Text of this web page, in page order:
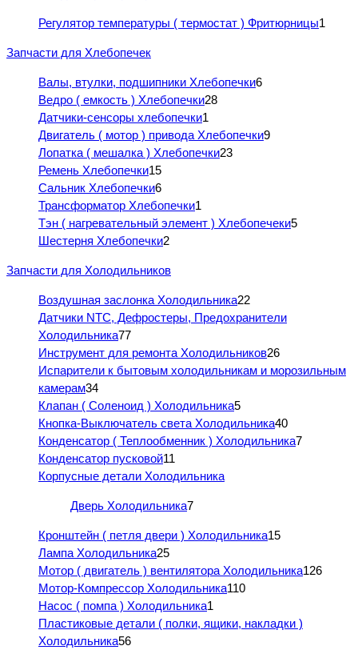
Регулятор температуры ( термостат ) Фритюрницы1
Запчасти для Хлебопечек
Валы, втулки, подшипники Хлебопечки6
Ведро ( емкость ) Хлебопечки28
Датчики-сенсоры хлебопечки1
Двигатель ( мотор ) привода Хлебопечки9
Лопатка ( мешалка ) Хлебопечки23
Ремень Хлебопечки15
Сальник Хлебопечки6
Трансформатор Хлебопечки1
Тэн ( нагревательный элемент ) Хлебопечеки5
Шестерня Хлебопечки2
Запчасти для Холодильников
Воздушная заслонка Холодильника22
Датчики NTC, Дефростеры, Предохранители
Холодильника77
Инструмент для ремонта Холодильников26
Испарители к бытовым холодильникам и морозильным
камерам34
Клапан ( Соленоид ) Холодильника5
Кнопка-Выключатель света Холодильника40
Конденсатор ( Теплообменник ) Холодильника7
Конденсатор пусковой11
Корпусные детали Холодильника
Дверь Холодильника7
Кронштейн ( петля двери ) Холодильника15
Лампа Холодильника25
Мотор ( двигатель ) вентилятора Холодильника126
Мотор-Компрессор Холодильника110
Насос ( помпа ) Холодильника1
Пластиковые детали ( полки, ящики, накладки )
Холодильника56